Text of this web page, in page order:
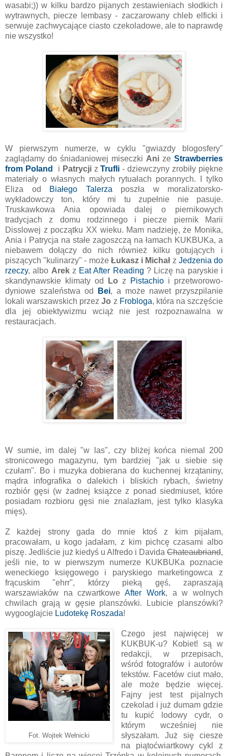
wasabi;)) w kilku bardzo pijanych zestawieniach słodkich i
wytrawnych, piecze lembasy - zaczarowany chleb elficki i
serwuje zachwycające ciasto czekoladowe, ale to naprawdę
nie wszystko!
W pierwszym numerze, w cyklu "gwiazdy blogosfery"
zaglądamy do śniadaniowej miseczki Ani ze Strawberries
from Poland
i Patrycji zTrufli - dziewczyny zrobiły piękne
materiały o własnych małych rytuałach porannych. I tylko
Eliza od
Białego Talerza poszła w moralizatorsko-
wykładowczy ton, który mi tu zupełnie nie pasuje.
Truskawkowa Ania opowiada dalej o piernikowych
tradycjach z domu rodzinnego i piecze piernik Marii
Disslowej z początku XX wieku. Mam nadzieję, że Monika,
Ania i Patrycja na stałe zagoszczą na łamach KUKBUKa, a
niebawem dołączy do nich również kilku gotujących i
piszących "kulinarzy" - może Łukasz i Michał z Jedzenia do
rzeczy, albo Arek z Eat After Reading ? Liczę na paryskie i
skandynawskie klimaty od
Lo z Pistachio i przetworowo-
dyniowe szaleństwa od
Bei, a może nawet przyszpilanie
lokali warszawskich przezJo z Frobloga, która na szczęście
dla jej obiektywizmu wciąż nie jest rozpoznawalna w
restauracjach.
W sumie, im dalej "w las", czy bliżej końca niemal 200
stronicowego magazynu, tym bardziej "jak u siebie się
czułam". Bo i muzyka dobierana do kuchennej krzątaniny,
mądra infografika o dalekich i bliskich rybach, świetny
rozbiór gęsi (w żadnej książce z ponad siedmiuset, które
posiadam rozbioru gęsi nie znalazłam, jest tylko klasyka
mięs).
Z każdej strony gada do mnie ktoś z kim pijałam,
pracowałam, u kogo jadałam, z kim pichcę czasami albo
piszę. Jedliście już kiedyś u Alfredo i Davida Chateaubriand,
jeśli nie, to w pierwszym numerze KUKBUKa poznacie
weneckiego księgowego i paryskiego marketingowca z
frącuskim "ehrr", którzy pieką gęś, zapraszają
warszawiaków na czwartkoweAfter Work, a w wolnych
chwilach grają w gęsie planszówki. Lubicie planszówki?
wygooglajcie Ludotekę Roszada!
Fot. Wojtek Wełnicki
Czego jest najwięcej w
KUKBUK-u? Kobiet! są w
redakcji, w przepisach,
wśród fotografów i autorów
tekstów. Facetów ciut mało,
ale może będzie więcej.
Fajny jest test pijalnych
czekolad i już dumam gdzie
tu kupić lodowy cydr, o
którym wcześniej nie
słyszałam. Już się ciesze
na piątoćwiartkowy cykl z